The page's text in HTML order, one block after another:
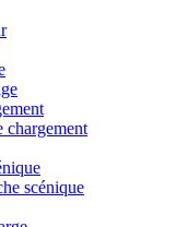
chargement
scénique